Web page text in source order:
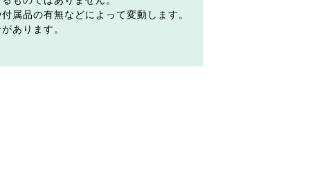
属品の有無などによって変動します。
あります。